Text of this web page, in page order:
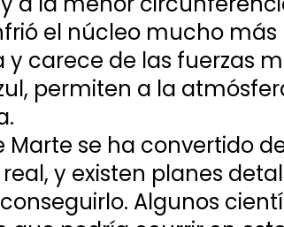
el núcleo mucho más
y carece de las fuerzas
permiten a la
Marte se ha convertido
y existen planes
Algunos